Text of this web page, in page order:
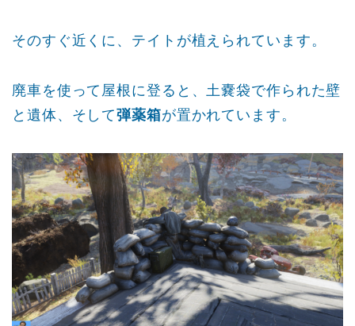
そのすぐ近くに、テイトが植えられています。
廃車を使って屋根に登ると、土嚢袋で作られた壁
と遺体、そして弾薬箱が置かれています。